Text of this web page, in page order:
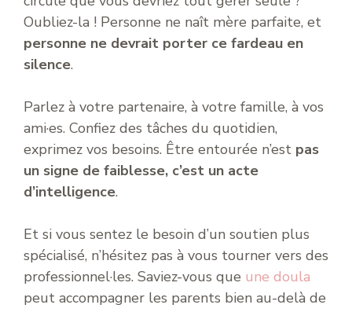
Oubliez-la ! Personne ne naît mère parfaite, et
personne ne devrait porter ce fardeau en
silence.
Parlez à votre partenaire, à votre famille, à vos
ami·es. Confiez des tâches du quotidien,
exprimez vos besoins. Être entourée n’est pas
un signe de faiblesse, c’est un acte
d’intelligence.
Et si vous sentez le besoin d’un soutien plus
spécialisé, n’hésitez pas à vous tourner vers des
professionnel·les. Saviez-vous que une doula
peut accompagner les parents bien au-delà de